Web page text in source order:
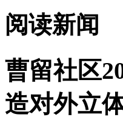
阅读新闻
曹留社区
造对外立